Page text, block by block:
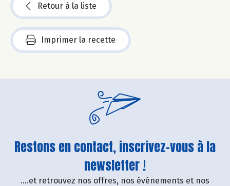
Retour à la liste
Imprimer la recette
Restons en contact, inscrivez-vous à la
newsletter !
....et retrouvez nos offres, nos événements et nos